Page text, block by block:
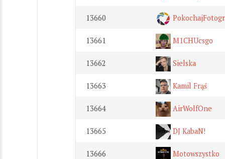
13660
13661 M1CHUcsgo
13662 Sielska
13663 Kamil Frąś
13664 AirWolfOne
13665 DJ KabaN!
13666 Motowszystko